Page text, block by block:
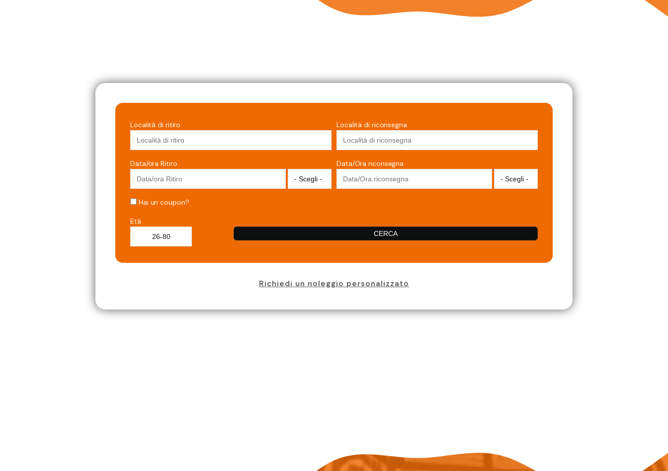
Località di ritiro Località di riconsegna
Data/ora Ritiro Data/Ora riconsegna
Hai un coupon?
Età
CERCA
Richiedi un noleggio personalizzato